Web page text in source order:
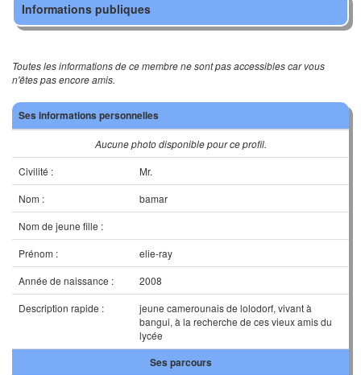
Informations publiques
Toutes les informations de ce membre ne sont pas accessibles car vous
n'êtes pas encore amis.
Ses informations personnelles
Aucune photo disponible pour ce profil.
Civilité :
Mr.
Nom :
bamar
Nom de jeune fille :
Prénom :
elie-ray
Année de naissance :
2008
Description rapide :
jeune camerounais de lolodorf, vivant à
bangui, à la recherche de ces vieux amis du
lycée
Ses parcours